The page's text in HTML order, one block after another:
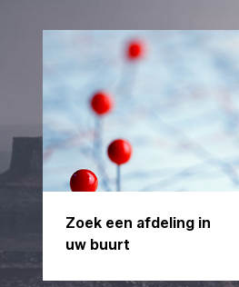
Zoek een afdeling in
uw buurt